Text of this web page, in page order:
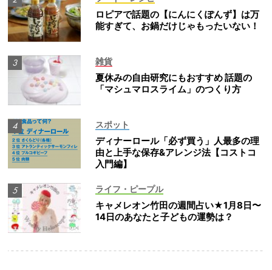
ロピアで話題の【にんにくぽんず】は万
能すぎて、お鍋だけじゃもったいない！
雑貨
夏休みの自由研究にもおすすめ 話題の
「マシュマロスライム」のつくり方
スポット
ディナーロール「必ず買う」人最多の理
由と上手な保存&アレンジ法【コストコ
入門編】
ライフ・ピープル
キャメレオン竹田の週間占い★1月8日〜
14日のあなたと子どもの運勢は？